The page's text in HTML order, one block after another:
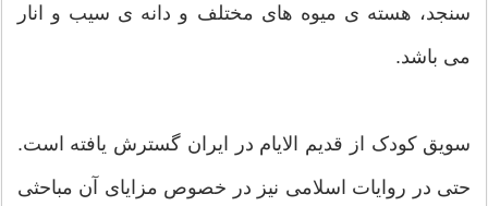
سنجد، هسته ی میوه های مختلف و دانه ی سیب و انار
می باشد.
سویق کودک از قدیم الایام در ایران گسترش یافته است.
حتی در روایات اسلامی نیز در خصوص مزایای آن مباحثی